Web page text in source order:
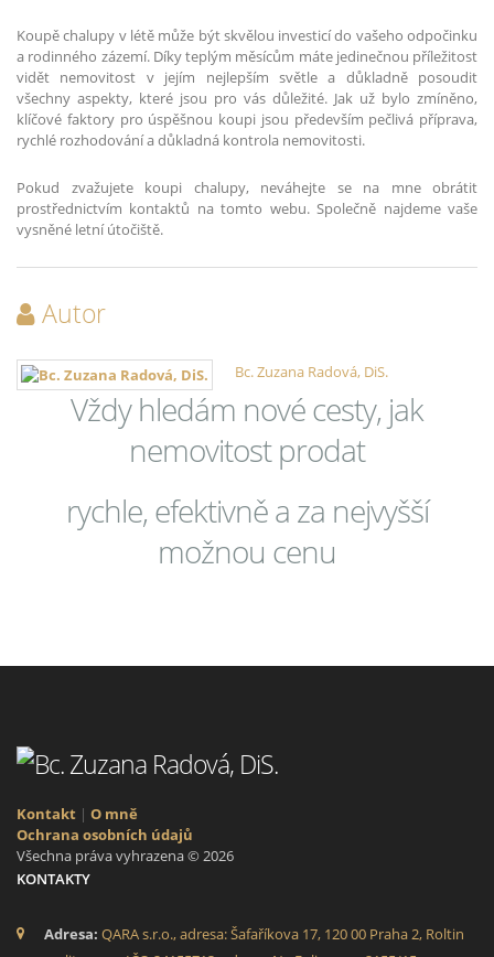
Koupě chalupy v létě může být skvělou investicí do vašeho odpočinku
a rodinného zázemí. Díky teplým měsícům máte jedinečnou příležitost
vidět nemovitost v jejím nejlepším světle a důkladně posoudit
všechny aspekty, které jsou pro vás důležité. Jak už bylo zmíněno,
klíčové faktory pro úspěšnou koupi jsou především pečlivá příprava,
rychlé rozhodování a důkladná kontrola nemovitosti.
Pokud zvažujete koupi chalupy, neváhejte se na mne obrátit
prostřednictvím kontaktů na tomto webu. Společně najdeme vaše
vysněné letní útočiště.
Autor
Bc. Zuzana Radová, DiS.
Vždy hledám nové cesty, jak
nemovitost prodat
rychle, efektivně a za nejvyšší
možnou cenu
Kontakt | O mně
Ochrana osobních údajů
Všechna práva vyhrazena © 2026
KONTAKTY
Adresa: QARA s.r.o., adresa: Šafaříkova 17, 120 00 Praha 2, Roltin